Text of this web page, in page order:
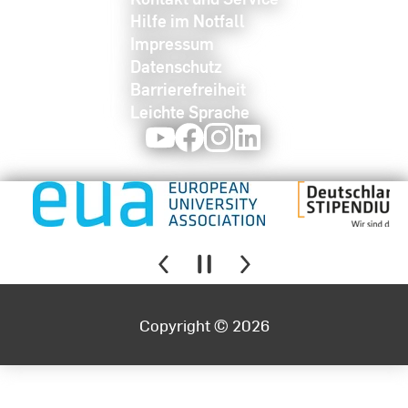
Hilfe im Notfall
Impressum
Datenschutz
Barrierefreiheit
Leichte Sprache
YoutubeFacebookInstagram
Copyright © 2026